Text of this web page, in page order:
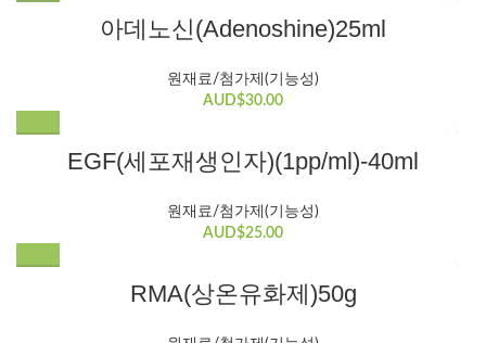
아데노신(Adenoshine)25ml
원재료/첨가제(기능성)
AUD$30.00
EGF(세포재생인자)(1pp/ml)-40ml
원재료/첨가제(기능성)
AUD$25.00
RMA(상온유화제)50g